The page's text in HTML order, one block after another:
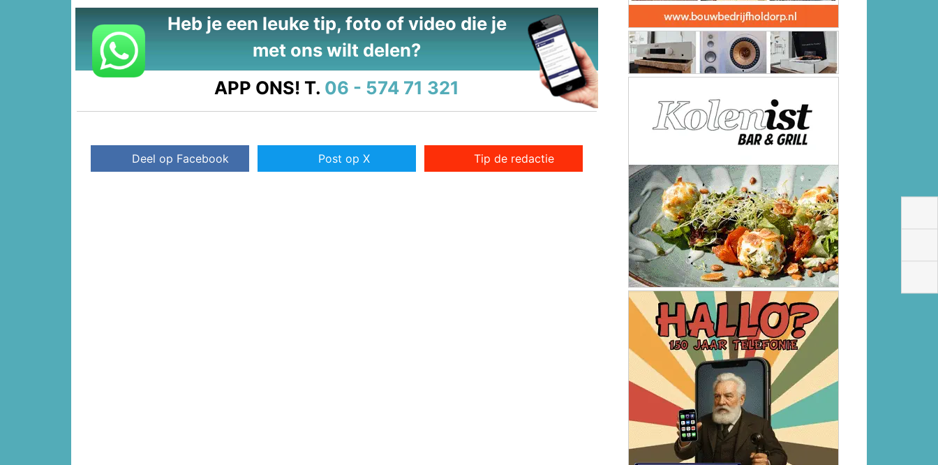
Heb je een leuke tip, foto of video die je
met ons wilt delen?
APP ONS! T. 06 - 574 71 321
Deel op Facebook Post op X Tip de redactie